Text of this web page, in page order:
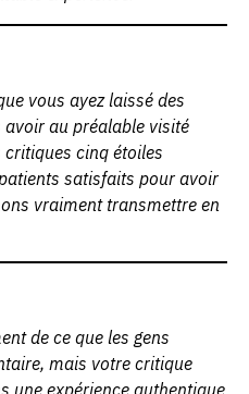
vous ayez laissé des
au préalable visité
cinq étoiles
satisfaits pour avoir
vraiment transmettre en
de ce que les gens
mais votre critique